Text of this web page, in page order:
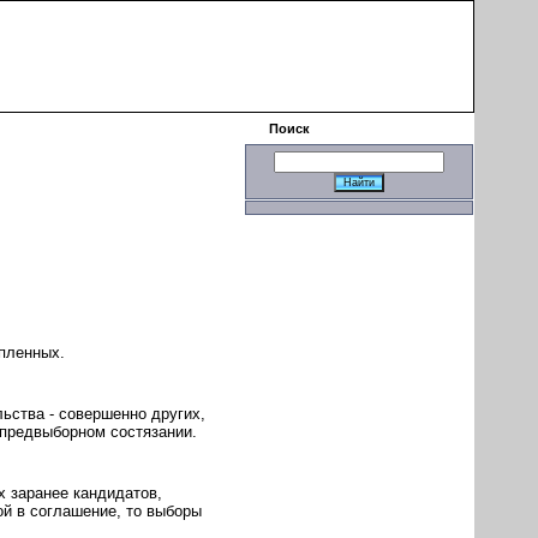
- совершенно других,
состязании.
кандидатов,
в соглашение, то выборы
Поиск